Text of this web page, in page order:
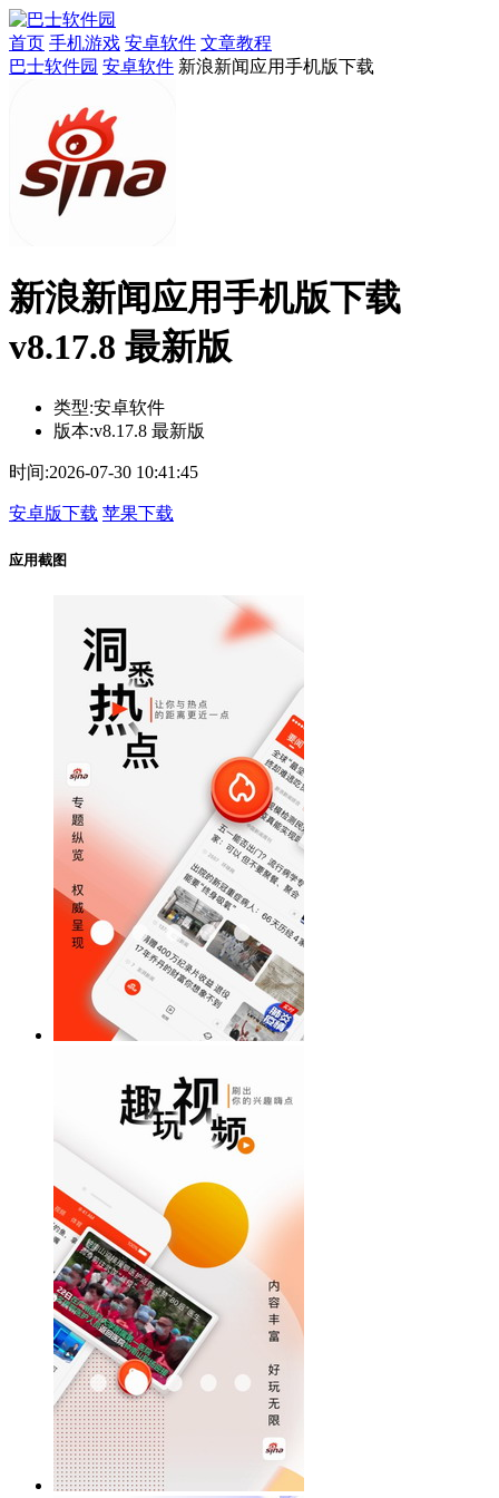
首页 手机游戏 安卓软件 文章教程
巴士软件园 安卓软件 新浪新闻应用手机版下载
新浪新闻应用手机版下载
v8.17.8 最新版
类型:安卓软件
版本:v8.17.8 最新版
时间:2026-07-30 10:41:45
安卓版下载 苹果下载
应用截图